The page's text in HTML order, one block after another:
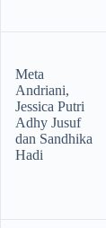
Meta
Andriani,
Jessica Putri
Adhy Jusuf
dan Sandhika
Hadi